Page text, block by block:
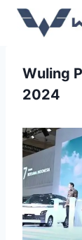
Wuling
2024